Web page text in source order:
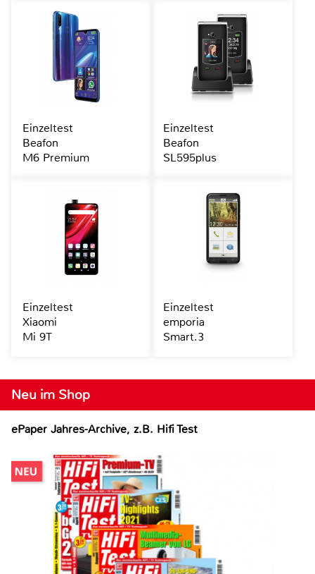
Neu im Shop
ePaper Jahres-Archive, z.B. Hifi Test
Einzeltest
Beafon
M6 Premium
Einzeltest
Beafon
SL595plus
Einzeltest
Xiaomi
Mi 9T
Einzeltest
emporia
Smart.3